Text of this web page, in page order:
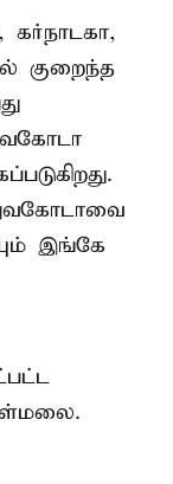
குறைந்த
இங்கே